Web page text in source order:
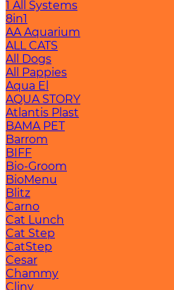
1 All Systems
8in1
AA Aquarium
ALL CATS
All Dogs
All Pappies
Aqua El
AQUA STORY
Atlantis Plast
BAMA PET
Barrom
BIFF
Bio-Groom
BioMenu
Blitz
Carno
Cat Lunch
Cat Step
CatStep
Cesar
Chammy
Cliny